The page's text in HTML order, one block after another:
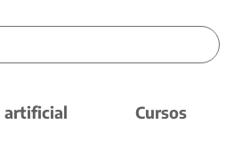
artificial Cursos